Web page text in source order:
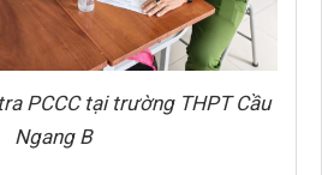
PCCC tại trường THPT Cầu
Ngang B